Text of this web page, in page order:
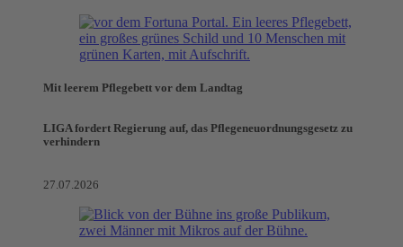
Mit leerem Pflegebett vor dem Landtag
LIGA fordert Regierung auf, das Pflegeneuordnungsgesetz zu
verhindern
27.07.2026